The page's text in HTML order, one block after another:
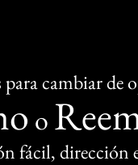
para cambiar de
o
fácil, dirección